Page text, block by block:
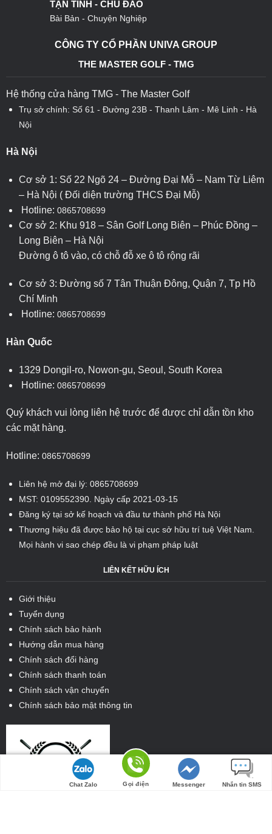
TẬN TÌNH - CHU ĐÁO
Bài Bản - Chuyện Nghiệp
CÔNG TY CỔ PHẦN UNIVA GROUP
THE MASTER GOLF - TMG
Hệ thống cửa hàng TMG - The Master Golf
Trụ sở chính: Số 61 - Đường 23B - Thanh Lâm - Mê Linh - Hà
Nội
Hà Nội
Cơ sở 1: Số 22 Ngõ 24 – Đường Đại Mỗ – Nam Từ Liêm
– Hà Nội ( Đối diện trường THCS Đại Mỗ)
Hotline: 0865708699
Cơ sở 2: Khu 918 – Sân Golf Long Biên – Phúc Đồng –
Long Biên – Hà Nội
Đường ô tô vào, có chỗ đỗ xe ô tô rộng rãi
Cơ sở 3: Đường số 7 Tân Thuận Đông, Quận 7, Tp Hồ
Chí Minh
Hotline: 0865708699
Hàn Quốc
1329 Dongil-ro, Nowon-gu, Seoul, South Korea
Hotline: 0865708699
Quý khách vui lòng liên hệ trước để được chỉ dẫn tồn kho
các mặt hàng.
Hotline: 0865708699
Liên hệ mở đại lý: 0865708699
MST: 0109552390. Ngày cấp 2021-03-15
Đăng ký tại sở kế hoạch và đầu tư thành phố Hà Nội
Thương hiệu đã được bảo hộ tại cục sở hữu trí tuệ Việt Nam.
Mọi hành vi sao chép đều là vi phạm pháp luật
LIÊN KẾT HỮU ÍCH
Giới thiệu
Tuyển dụng
Chính sách bảo hành
Hướng dẫn mua hàng
Chính sách đổi hàng
Chính sách thanh toán
Chính sách vận chuyển
Chính sách bảo mật thông tin
Chat Zalo Gọi điện Messenger Nhắn tin SMS